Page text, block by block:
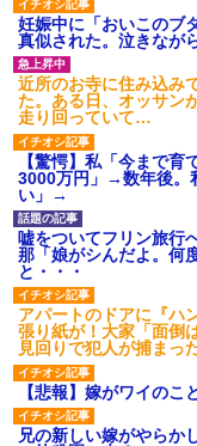
私「ちょっと、人の家
触らないでよ！」キチ
こに金庫があったから
みようとしただけ☆』義
は出てけ！二度と来るな
果・・・
私「初めて飲む味だけ
のお茶？」彼「ちっ！」
【GIF】JSのカンチョ
タ
後続車にクラクション
され彼氏が逆切れ。「何
ション鳴らしてんだ！
いよ！」と怒鳴りだし...
【衝撃】報酬100万円
募集がこちらｗｗｗｗ
あり)
【ネット騒然】惨殺
ワマン頂き女子のこの
げえええええｗｗｗｗｗ
ｗｗｗ
【愕然】白のクラウン
高速道路左車線を制限
妊娠中に「おいこのブ
真似された。泣きなが
近所のお寺に住み込み
た。ある日、オッサン
走り回っていて…
【驚愕】私「今まで育
3000万円」→数年後。
い」→
嘘をついてフリン旅行
那「娘がシんだよ。
と・・・
アパートのドアに『ハ
張り紙が！大家「面倒
見回りで犯人が捕ま
【悲報】嫁がワイの
兄の新しい嫁がやらか